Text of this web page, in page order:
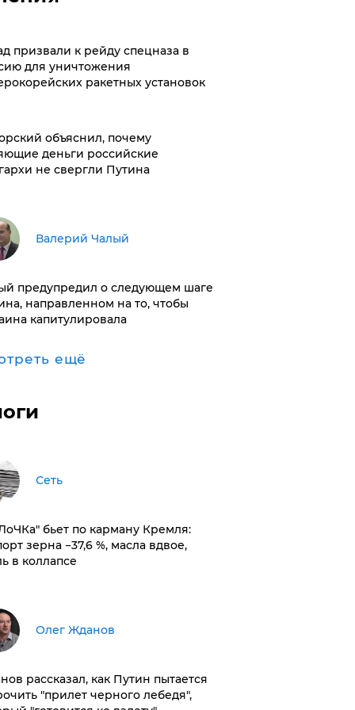
призвали к рейду спецназа в
для уничтожения
ракетных установок
объяснил, почему
деньги российские
не свергли Путина
Валерий Чалый
предупредил о следующем шаге
направленном на то, чтобы
капитулировала
ещё
Сеть
бьет по карману Кремля:
зерна −37,6 %, масла вдвое,
в коллапсе
Олег Жданов
рассказал, как Путин пытается
"прилет черного лебедя",